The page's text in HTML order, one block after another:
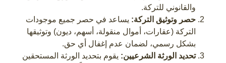
والقانوني للتركة.
حصر وتوثيق التركة: يساعد في حصر جميع موجودات
التركة (عقارات، أموال منقولة، أسهم، ديون) وتوثيقها
بشكل رسمي، لضمان عدم إغفال أي حق.
تحديد الورثة الشرعيين: يقوم بتحديد الورثة المستحقين